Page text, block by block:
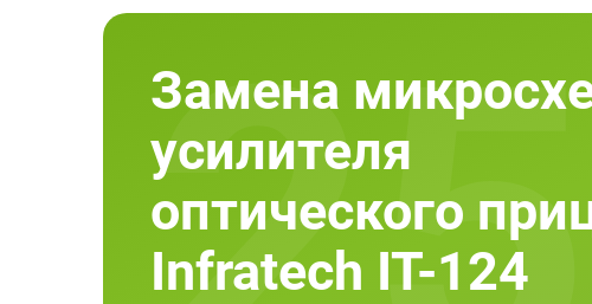
Замена
усилителя
оптического
Infratech IT-124